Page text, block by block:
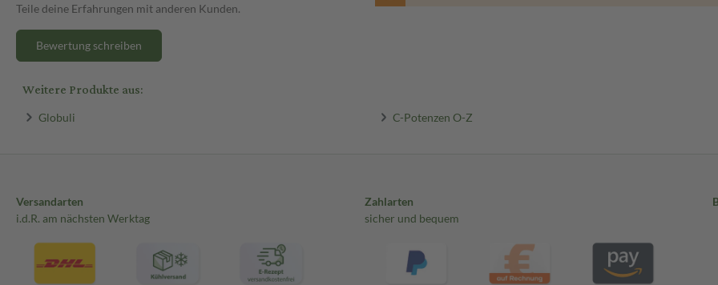
Teile deine Erfahrungen mit anderen Kunden.
Bewertung schreiben
Weitere Produkte aus:
Globuli C-Potenzen O-Z
Versandarten
i.d.R. am nächsten Werktag
Zahlarten
sicher und bequem